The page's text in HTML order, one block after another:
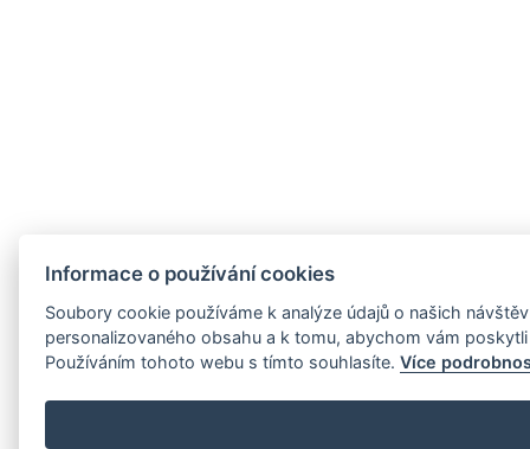
Informace o používání cookies
Soubory cookie používáme k analýze údajů o našich
personalizovaného obsahu a k tomu, abychom vám
Používáním tohoto webu s tímto souhlasíte.Více